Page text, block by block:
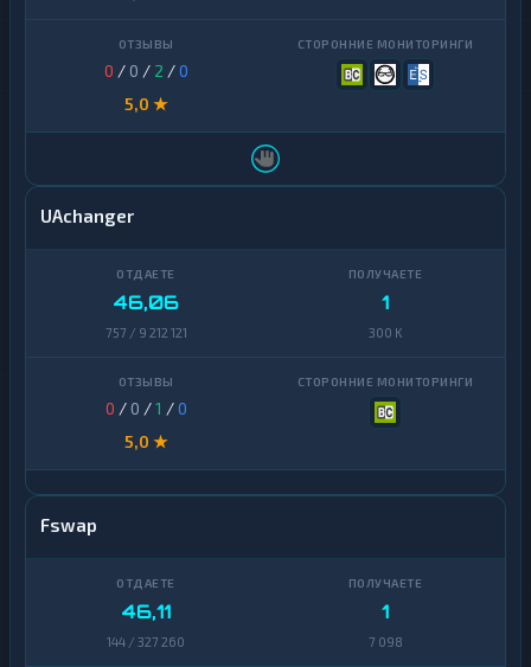
0 / 0 / 2 /0
5,0 ★
UAchanger
46,06
757 / 9 212 121
1
300 K
0 / 0 /1 /0
5,0 ★
Fswap
46,11
144 / 327 260
1
7 098